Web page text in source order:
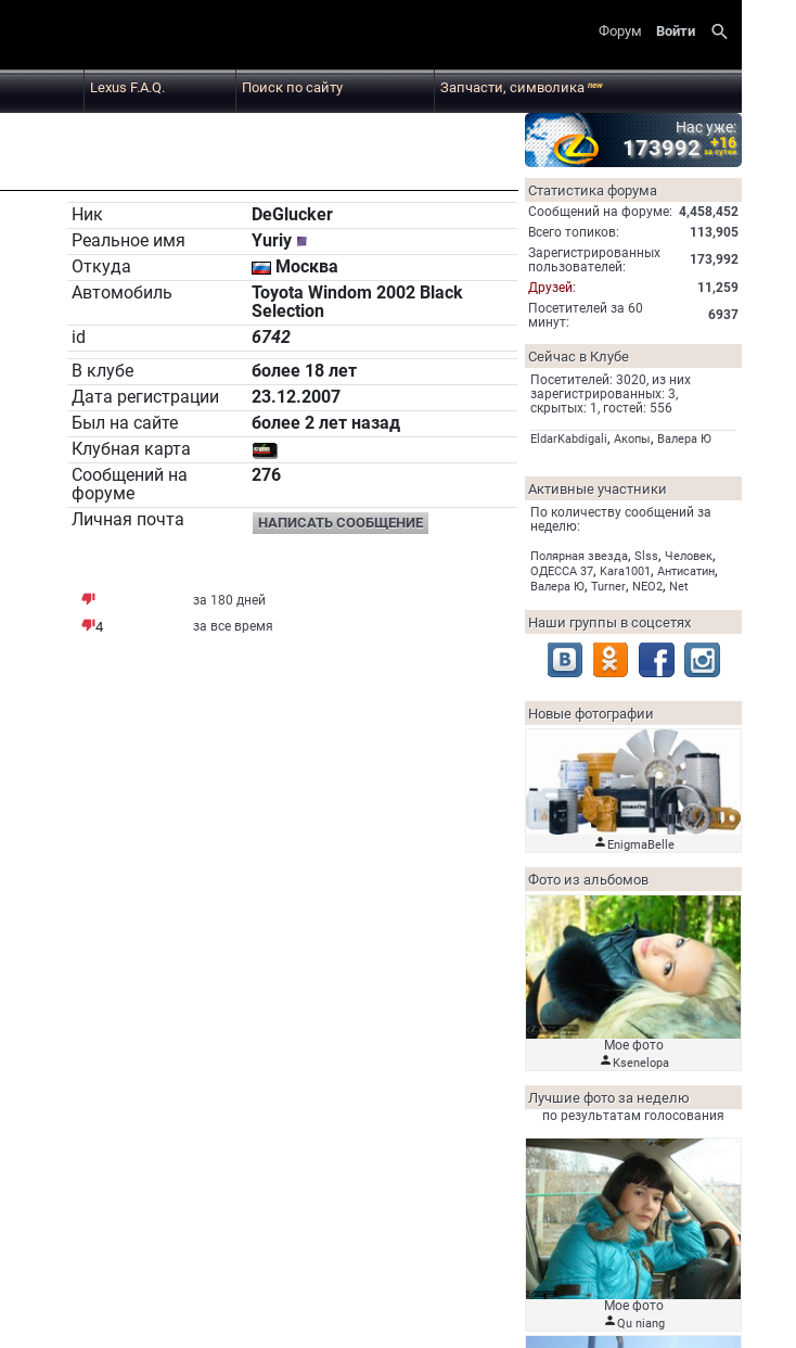
Форум Войти search
Lexus F.A.Q. Поиск по сайту Запчасти, символикаnew
Ник
DeGlucker
Реальное имя
Yuriy
Откуда
Москва
Автомобиль
Toyota Windom 2002 Black
Selection
id
6742
В клубе
более 18 лет
Дата регистрации
23.12.2007
Был на сайте
более 2 лет назад
Клубная карта
Сообщений на
форуме
276
Личная почта НАПИСАТЬ СООБЩЕНИЕ
thumb_down за 180 дней
thumb_down4 за все время
Нас уже:
173992 +16
за сутки
Статистика форума
Cообщений на форуме: 4,458,452
Всего топиков:
113,905
Зарегистрированных
пользователей:
173,992
Друзей:
11,259
Посетителей за 60
минут:
6937
Сейчас в Клубе
Посетителей: 3020, из них
зарегистрированных: 3,
скрытых: 1, гостей: 556
EldarKabdigali, Акопы, Валера Ю
Активные участники
По количеству сообщений за
неделю:
Полярная звезда, Slss, Человек,
ОДЕССА 37, Kara1001, Антисатин,
Валера Ю, Turner, NEO2, Net
Наши группы в соцсетях
Новые фотографии
 EnigmaBelle
Фото из альбомов
Мое фото
 Ksenelopa
Лучшие фото за неделю
по результатам голосования
Мое фото
Qu niang